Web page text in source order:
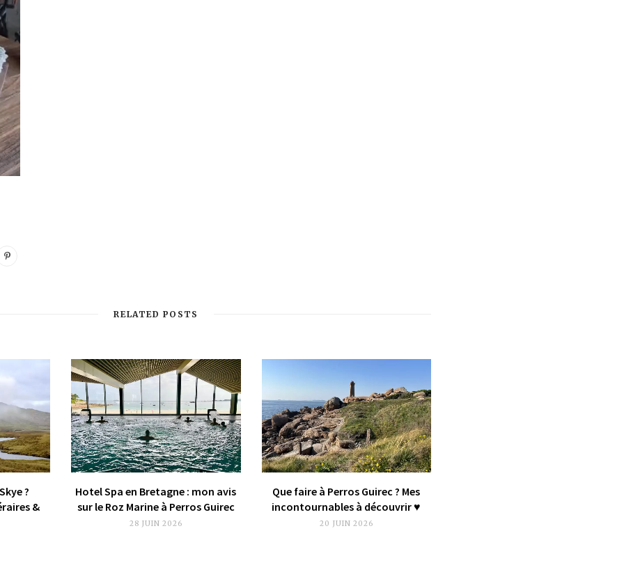
RELATED POSTS
?
&
Hotel Spa en Bretagne : mon avis
sur le Roz Marine à Perros Guirec
28 JUIN 2026
Que faire à Perros Guirec ? Mes
incontournables à découvrir ♥︎
20 JUIN 2026